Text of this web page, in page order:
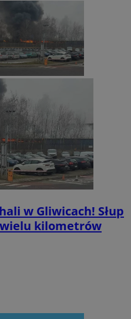
w Gliwicach! Słup
kilometrów